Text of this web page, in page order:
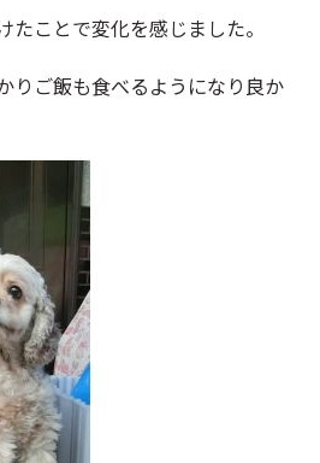
ことで変化を感じました。
りご飯も食べるようになり良か